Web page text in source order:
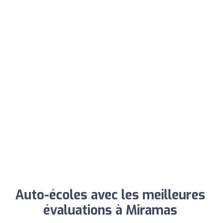
Auto-écoles avec les meilleures
évaluations à Miramas